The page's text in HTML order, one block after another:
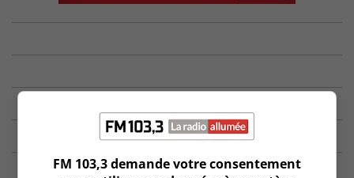
FM 103,3 demande votre consentement